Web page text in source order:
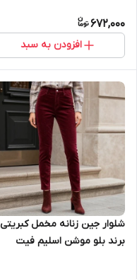
672,000
افزودن به سبد
شلوار جین زنانه مخمل کبریتی
برند بلو موشن اسلیم فیت